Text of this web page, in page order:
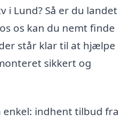
i Lund? Så er du landet
os kan du nemt finde
står klar til at hjælpe
sikkert og
enkel: indhent tilbud fra